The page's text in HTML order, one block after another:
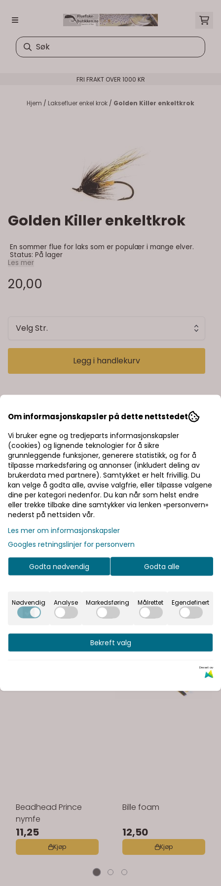
FRI FRAKT OVER 1000 KR
Hjem / Laksefluer enkel krok / Golden Killer enkeltkrok
Golden Killer enkeltkrok
En sommer flue for laks som er populær i mange elver.
Status: På lager
Les mer
20,00
Velg Str.
Legg i handlekurv
Informasjon
En sommer flue for laks som er populær i
mange elver.
Status: På lager
Kunder kjøpte også
Beadhead Prince
nymfe
11,25
Kjøp
Bille foam
12,50
Kjøp
Om informasjonskapsler på dette nettstedet
Vi bruker egne og tredjeparts informasjonskapsler
(cookies) og lignende teknologier for å sikre
grunnleggende funksjoner, generere statistikk, og for å
tilpasse markedsføring og annonser (inkludert deling av
brukerdata med partnere). Samtykket er helt frivillig. Du
kan velge å godta alle, avvise valgfrie, eller tilpasse valgene
dine per kategori nedenfor. Du kan når som helst endre
eller trekke tilbake dine samtykker via lenken «personvern»
nederst på nettsiden vår.
Les mer om informasjonskapsler
Googles retningslinjer for personvern
Godta nødvendig Godta alle
Nødvendig Analyse Markedsføring Målrettet Egendefinert
Bekreft valg
Drevet av